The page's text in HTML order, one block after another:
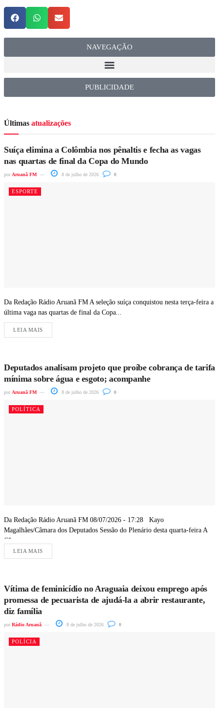
NAVEGAÇÃO
PUBLICIDADE
Últimas atualizações
Suíça elimina a Colômbia nos pênaltis e fecha as vagas
nas quartas de final da Copa do Mundo
por Aruanã FM 8 de julho de 2026 0
ESPORTE
Da Redação Rádio Aruanã FM A seleção suíça conquistou nesta terça-feira a
última vaga nas quartas de final da Copa...
LEIA MAIS
Deputados analisam projeto que proíbe cobrança de tarifa
mínima sobre água e esgoto; acompanhe
por Aruanã FM 8 de julho de 2026 0
POLÍTICA
Da Redação Rádio Aruanã FM 08/07/2026 - 17:28 Kayo
Magalhães/Câmara dos Deputados Sessão do Plenário desta quarta-feira A
Câmara...
LEIA MAIS
Vítima de feminicídio no Araguaia deixou emprego após
promessa de pecuarista de ajudá-la a abrir restaurante,
diz família
por Rádio Aruanã 8 de julho de 2026 0
POLÍCIA